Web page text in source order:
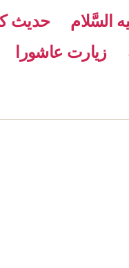
السَّلام
حدیث
زیارت عاشورا